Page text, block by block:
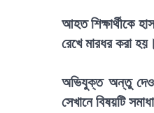
আহত শিক্ষার্থীকে
রেখে মারধর করা
অভিযুক্ত অন্তু
সেখানে বিষয়টি